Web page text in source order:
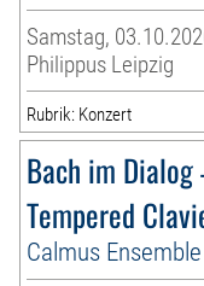
Samstag,
Philippus Leipzig
Rubrik: Konzert
Bach im
Tempered
Calmus Ensemble